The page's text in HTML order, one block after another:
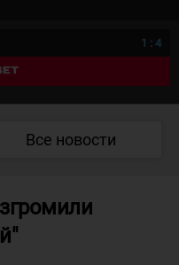
1 : 4
Все новости